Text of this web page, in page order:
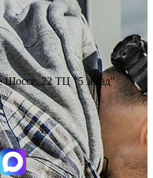
Шоссе, 22 ТЦ "5 звезд"